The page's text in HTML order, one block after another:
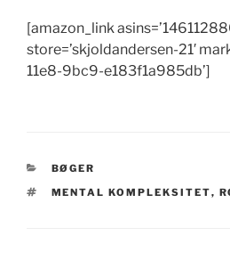
[amazon_link
store=’skjoldandersen-21′
11e8-9bc9-e183f1a985db’]
KATEGORIER
BØGER
TAGS
MENTAL KOMPLEKSITET,